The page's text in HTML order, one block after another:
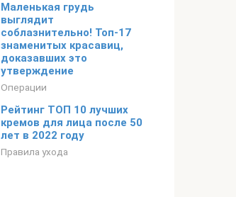
Маленькая грудь
выглядит
соблазнительно! Топ-17
знаменитых красавиц,
доказавших это
утверждение
Операции
Рейтинг ТОП 10 лучших
кремов для лица после 50
лет в 2022 году
Правила ухода